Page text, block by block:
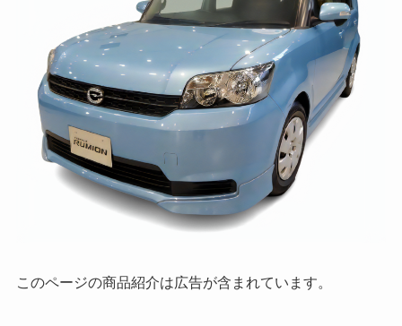
このページの商品紹介は広告が含まれています。